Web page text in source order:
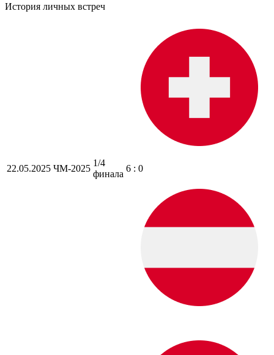
История личных встреч
22.05.2025 ЧМ-2025
1/4
финала
6 : 0